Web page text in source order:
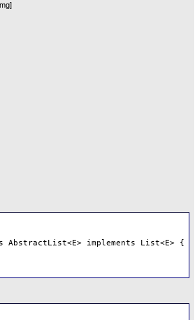
AbstractList<E> implements List<E> {